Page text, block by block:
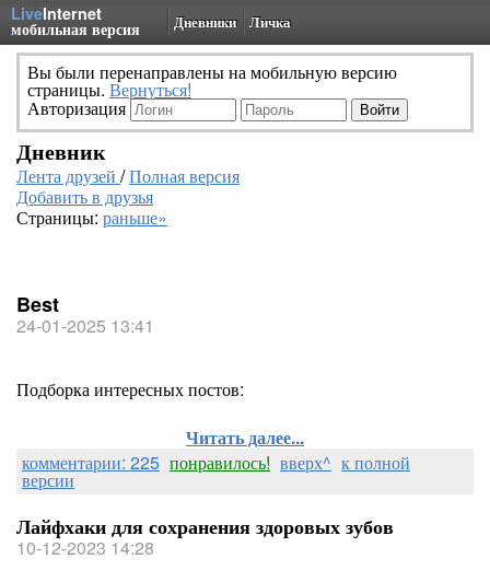
LiveInternet
мобильная версия Дневники Личка
Вы были перенаправлены на мобильную версию
страницы. Вернуться!
Авторизация
Дневник
Лента друзей /Полная версия
Добавить в друзья
Страницы: раньше»
Best
24-01-2025 13:41
Подборка интересных постов:
Читать далее...
комментарии: 225 понравилось! вверх^ к полной
версии
Лайфхаки для сохранения здоровых зубов
10-12-2023 14:28